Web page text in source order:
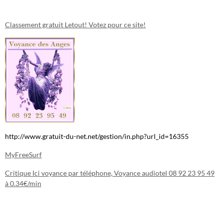
Classement gratuit Letout! Votez pour ce site!
http://www.gratuit-du-net.net/gestion/in.php?url_id=16355
MyFreeSurf
Critique Ici voyance par téléphone, Voyance audiotel 08 92 23 95 49
à 0.34€/min